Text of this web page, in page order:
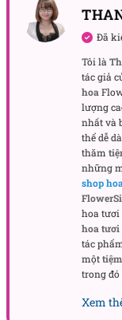
quả châu đỏ
nhịp điệu
mắt. Trái thông
trước để kéo lại
Sự tương phản
lạnh của lá –
Nhờ vậy, mẫu
sáng, vừa tạo
Phần chiều
vươn khẽ phía
ảnh “lên hình”
Trải nghiệm
Kích thước đề
Đã
Tôi là
tác giả
hoa
lượng
nhất và
thể dễ
thăm
những
shop
hoa tươi
hoa tươi
tác
một
trong đó
Xem